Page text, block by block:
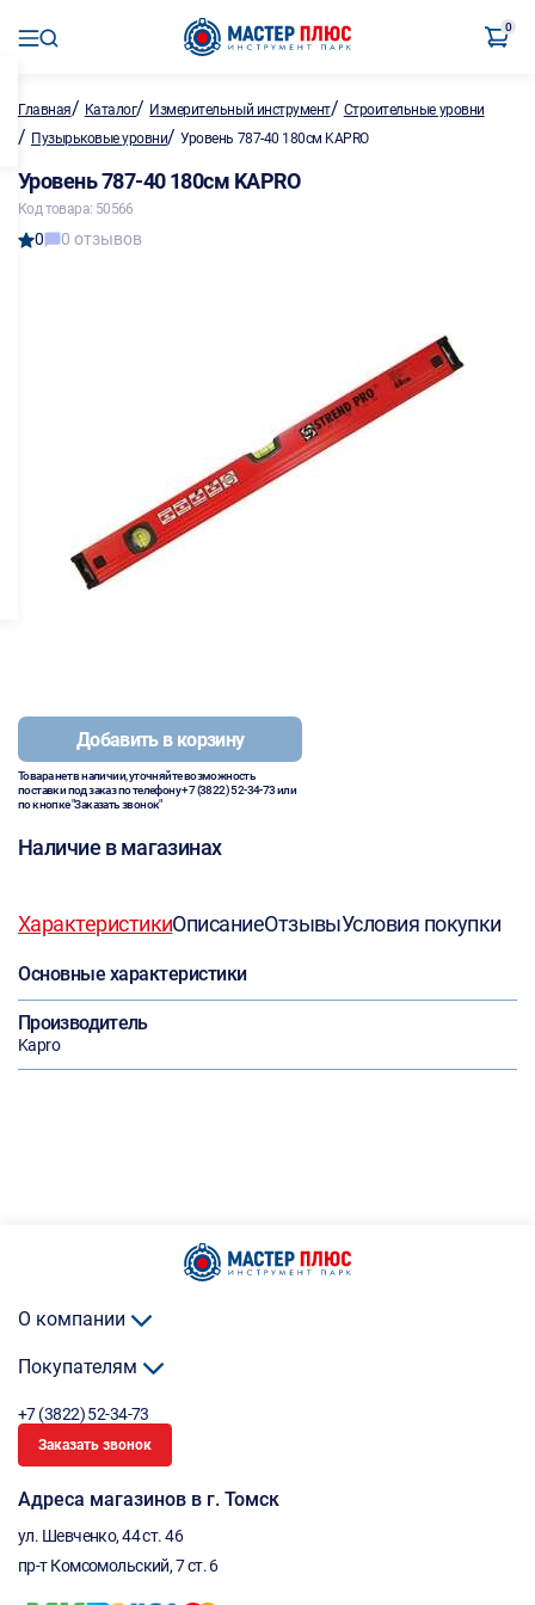
0
Главная/ Каталог/ Измерительный инструмент/ Строительные уровни
/ Пузырьковые уровни/Уровень 787-40 180см KAPRO
Уровень 787-40 180см KAPRO
Код товара: 50566
0 0 отзывов
Добавить в корзину
Товара нет в наличии, уточняйте возможность
поставки под заказ по телефону+7 (3822) 52-34-73или
по кнопке "Заказать звонок"
Наличие в магазинах
ХарактеристикиОписаниеОтзывыУсловия покупки
Основные характеристики
Производитель
Kapro
О компании
Покупателям
+7 (3822) 52-34-73
Заказать звонок
Адреса магазинов в г. Томск
ул. Шевченко, 44 ст. 46
пр-т Комсомольский, 7 ст. 6